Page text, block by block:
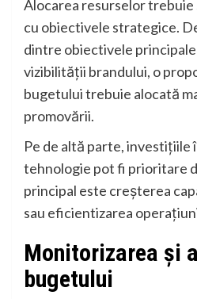
Alocarea resurselor
cu obiectivele strategice.
dintre obiectivele
vizibilității brandului, o
bugetului trebuie alocată
promovării.
Pe de altă parte, investițiile
tehnologie pot fi prioritare
principal este creșterea
sau eficientizarea
Monitorizarea și
bugetului